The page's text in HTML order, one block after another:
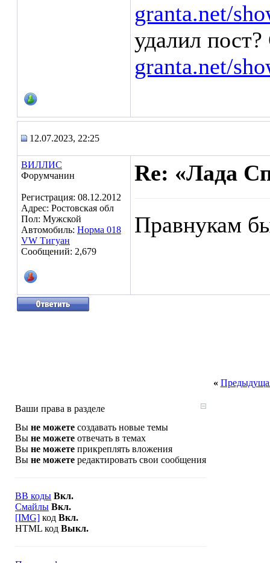
granta.net/
удалил
granta.net/
12.07.2023, 22:25
ВИЛЛИС
Форумчанин
Регистрация: 08.12.2012
Адрес: Ростовская обл
Пол: Мужской
Автомобиль: Норма 018
VW Тигуан
Сообщений: 2,679
Re: «Лада
Правнукам
«
Ваши права в разделе
Вы не можете создавать новые темы
Вы не можете отвечать в темах
Вы не можете прикреплять вложения
Вы не можете редактировать свои сообщения
BB коды Вкл.
Смайлы Вкл.
[IMG] код Вкл.
HTML код Выкл.